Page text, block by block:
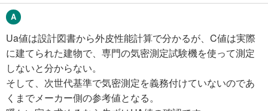
Ua値は設計図書から外皮性能計算で分かるが、C値は実際
に建てられた建物で、専門の気密測定試験機を使って測定
しないと分からない。
そして、次世代基準で気密測定を義務付けていないのであ
くまでメーカー側の参考値となる。